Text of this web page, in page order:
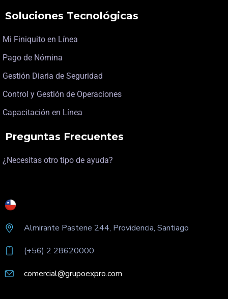
Soluciones Tecnológicas
Mi Finiquito en Línea
Pago de Nómina
Gestión Diaria de Seguridad
Control y Gestión de Operaciones
Capacitación en Línea
Preguntas Frecuentes
¿Necesitas otro tipo de ayuda?
Almirante Pastene 244, Providencia, Santiago
(+56) 2 28620000
comercial@grupoexpro.com